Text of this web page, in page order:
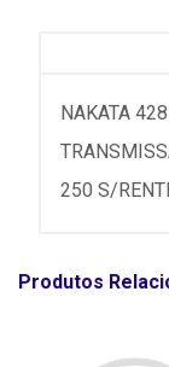
NAKATA
250 S/
Produtos